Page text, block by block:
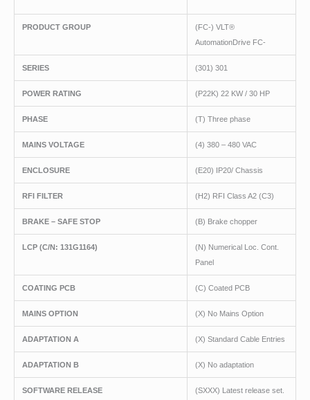
PRODUCT GROUP
(FC-) VLT®
AutomationDrive FC-
SERIES (301) 301
POWER RATING (P22K) 22 KW / 30 HP
PHASE (T) Three phase
MAINS VOLTAGE (4) 380 – 480 VAC
ENCLOSURE (E20) IP20/ Chassis
RFI FILTER (H2) RFI Class A2 (C3)
BRAKE – SAFE STOP (B) Brake chopper
LCP (C/N: 131G1164)
(N) Numerical Loc. Cont.
Panel
COATING PCB (C) Coated PCB
MAINS OPTION (X) No Mains Option
ADAPTATION A (X) Standard Cable Entries
ADAPTATION B (X) No adaptation
SOFTWARE RELEASE
(SXXX) Latest release set.